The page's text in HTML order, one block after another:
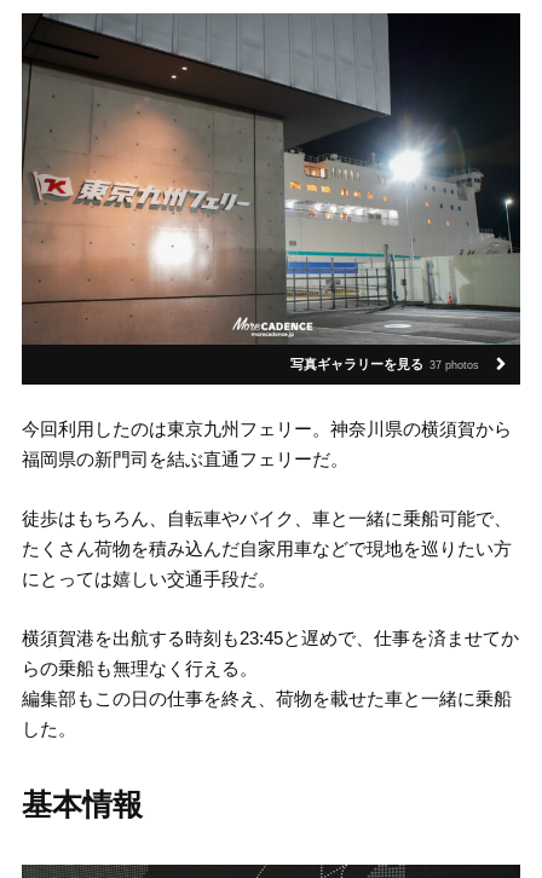
写真ギャラリーを見る 37 photos
今回利用したのは東京九州フェリー。神奈川県の横須賀から
福岡県の新門司を結ぶ直通フェリーだ。
徒歩はもちろん、自転車やバイク、車と一緒に乗船可能で、
たくさん荷物を積み込んだ自家用車などで現地を巡りたい方
にとっては嬉しい交通手段だ。
横須賀港を出航する時刻も23:45と遅めで、仕事を済ませてか
らの乗船も無理なく行える。
編集部もこの日の仕事を終え、荷物を載せた車と一緒に乗船
した。
基本情報